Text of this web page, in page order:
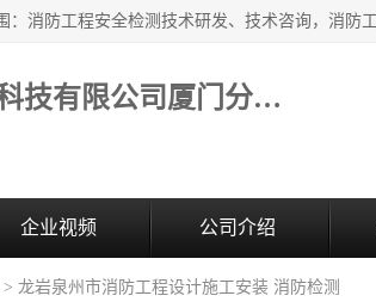
福建和天源消防安全科技有限公司厦门分公司
企业视频 公司介绍
> 龙岩泉州市消防工程设计施工安装 消防检测